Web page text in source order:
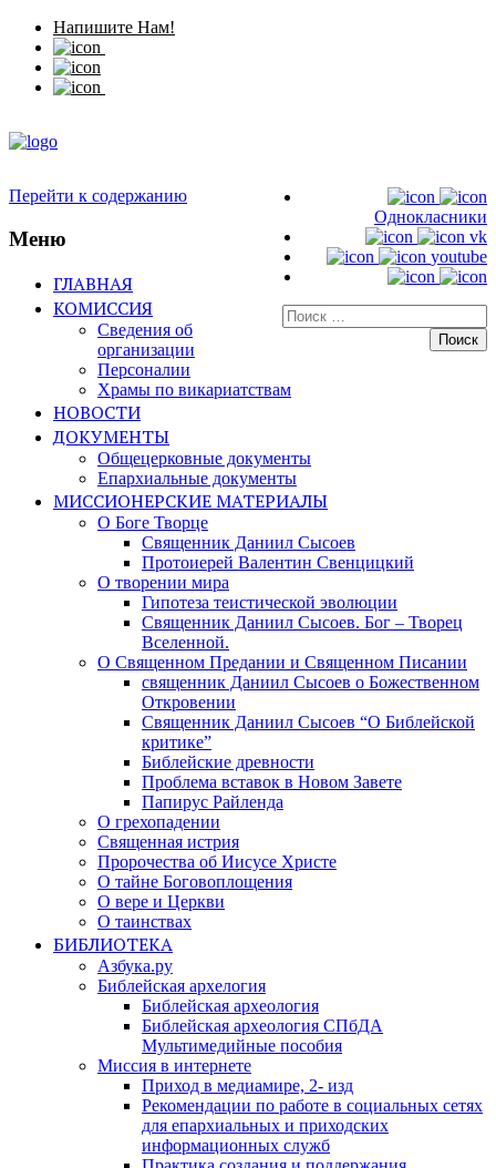
Напишите Нам!
Однокласники
vk
youtube
Искать:
Перейти к содержанию
Меню
ГЛАВНАЯ
КОМИССИЯ
Сведения об
организации
Персоналии
Храмы по викариатствам
НОВОСТИ
ДОКУМЕНТЫ
Общецерковные документы
Епархиальные документы
МИССИОНЕРСКИЕ МАТЕРИАЛЫ
О Боге Творце
Священник Даниил Сысоев
Протоиерей Валентин Свенцицкий
О творении мира
Гипотеза теистической эволюции
Священник Даниил Сысоев. Бог – Творец
Вселенной.
О Священном Предании и Священном Писании
священник Даниил Сысоев о Божественном
Откровении
Священник Даниил Сысоев “О Библейской
критике”
Библейские древности
Проблема вставок в Новом Завете
Папирус Райленда
О грехопадении
Священная истрия
Пророчества об Иисусе Христе
О тайне Боговоплощения
О вере и Церкви
О таинствах
БИБЛИОТЕКА
Азбука.ру
Библейская архелогия
Библейская археология
Библейская археология СПбДА
Мультимедийные пособия
Миссия в интернете
Приход в медиамире, 2- изд
Рекомендации по работе в социальных сетях
для епархиальных и приходских
информационных служб